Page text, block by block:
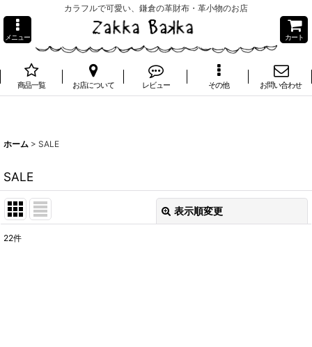
カラフルで可愛い、鎌倉の革財布・革小物のお店
メニュー カート
商品一覧 お店について レビュー その他 お問い合わせ
ホーム > SALE
SALE
表示順変更
22件